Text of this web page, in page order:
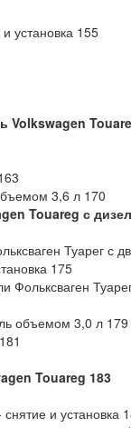
установка 155
3,6 л 170
Touareg с
Туарег с
175
Фольксваген
объемом 3,0 л 179
Touareg 183
и установка